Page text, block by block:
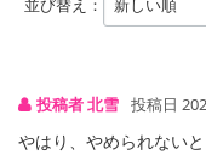
※パッケージ変更や商品
また、[新たな加工食品
了により、商品詳細内
並び替え：
投稿者 北雪 投稿日
やはり、やめられない